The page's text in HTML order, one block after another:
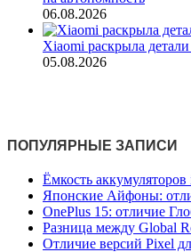
06.08.2026
Xiaomi раскрыла
05.08.2026
ПОПУЛЯРНЫЕ ЗАПИСИ
Ёмкость
Японские Айфоны:
OnePlus 15: отличие
Разница между Global
Отличие версий Pixel